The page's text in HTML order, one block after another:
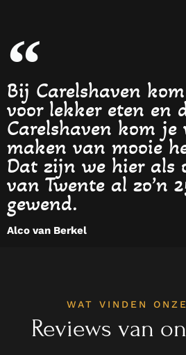
Bij Carelshaven
voor lekker eten en
Carelshaven kom je
maken van mooie
Dat zijn we hier als
van Twente al zo’n
gewend.
Alco van Berkel
WAT VINDEN
Reviews van